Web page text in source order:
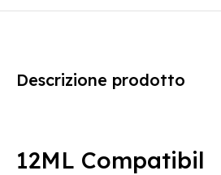
Descrizione prodotto
12ML Compatibil